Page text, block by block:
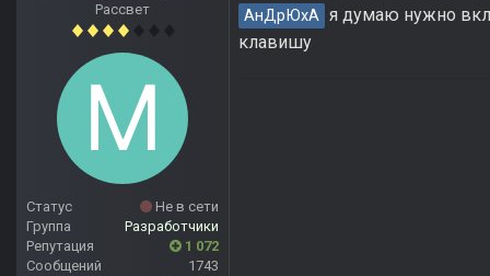
Рассвет
Статус
Не в сети
Группа
Разработчики
Репутация
1 072
Сообщений
1743
АнДрЮхА я думаю нужно
клавишу